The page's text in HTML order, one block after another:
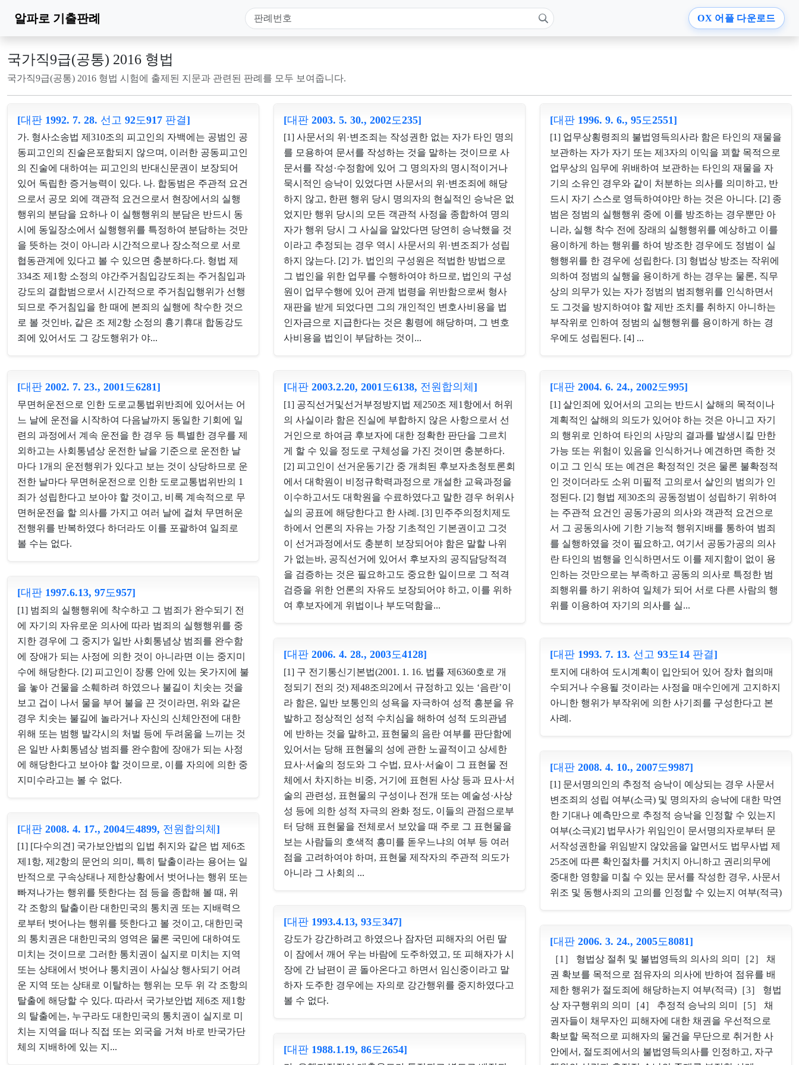
알파로 기출판례 OX 어플 다운로드
국가직9급(공통) 2016 형법
국가직9급(공통) 2016 형법 시험에 출제된 지문과 관련된 판례를 모두 보여줍니다.
[대판 1992. 7. 28. 선고 92도917 판결]
가. 형사소송법 제310조의 피고인의 자백에는 공범인 공
동피고인의 진술은포함되지 않으며, 이러한 공동피고인
의 진술에 대하여는 피고인의 반대신문권이 보장되어
있어 독립한 증거능력이 있다. 나. 합동범은 주관적 요건
으로서 공모 외에 객관적 요건으로서 현장에서의 실행
행위의 분담을 요하나 이 실행행위의 분담은 반드시 동
시에 동일장소에서 실행행위를 특정하여 분담하는 것만
을 뜻하는 것이 아니라 시간적으로나 장소적으로 서로
협동관계에 있다고 볼 수 있으면 충분하다.다. 형법 제
334조 제1항 소정의 야간주거침입강도죄는 주거침입과
강도의 결합범으로서 시간적으로 주거침입행위가 선행
되므로 주거침입을 한 때에 본죄의 실행에 착수한 것으
로 볼 것인바, 같은 조 제2항 소정의 흉기휴대 합동강도
죄에 있어서도 그 강도행위가 야...
[대판 2003. 5. 30., 2002도235]
[1] 사문서의 위·변조죄는 작성권한 없는 자가 타인 명의
를 모용하여 문서를 작성하는 것을 말하는 것이므로 사
문서를 작성·수정함에 있어 그 명의자의 명시적이거나
묵시적인 승낙이 있었다면 사문서의 위·변조죄에 해당
하지 않고, 한편 행위 당시 명의자의 현실적인 승낙은 없
었지만 행위 당시의 모든 객관적 사정을 종합하여 명의
자가 행위 당시 그 사실을 알았다면 당연히 승낙했을 것
이라고 추정되는 경우 역시 사문서의 위·변조죄가 성립
하지 않는다. [2] 가. 법인의 구성원은 적법한 방법으로
그 법인을 위한 업무를 수행하여야 하므로, 법인의 구성
원이 업무수행에 있어 관계 법령을 위반함으로써 형사
재판을 받게 되었다면 그의 개인적인 변호사비용을 법
인자금으로 지급한다는 것은 횡령에 해당하며, 그 변호
사비용을 법인이 부담하는 것이...
[대판 1996. 9. 6., 95도2551]
[1] 업무상횡령죄의 불법영득의사라 함은 타인의 재물을
보관하는 자가 자기 또는 제3자의 이익을 꾀할 목적으로
업무상의 임무에 위배하여 보관하는 타인의 재물을 자
기의 소유인 경우와 같이 처분하는 의사를 의미하고, 반
드시 자기 스스로 영득하여야만 하는 것은 아니다. [2] 종
범은 정범의 실행행위 중에 이를 방조하는 경우뿐만 아
니라, 실행 착수 전에 장래의 실행행위를 예상하고 이를
용이하게 하는 행위를 하여 방조한 경우에도 정범이 실
행행위를 한 경우에 성립한다. [3] 형법상 방조는 작위에
의하여 정범의 실행을 용이하게 하는 경우는 물론, 직무
상의 의무가 있는 자가 정범의 범죄행위를 인식하면서
도 그것을 방지하여야 할 제반 조치를 취하지 아니하는
부작위로 인하여 정범의 실행행위를 용이하게 하는 경
우에도 성립된다. [4] ...
[대판 2002. 7. 23., 2001도6281]
무면허운전으로 인한 도로교통법위반죄에 있어서는 어
느 날에 운전을 시작하여 다음날까지 동일한 기회에 일
련의 과정에서 계속 운전을 한 경우 등 특별한 경우를 제
외하고는 사회통념상 운전한 날을 기준으로 운전한 날
마다 1개의 운전행위가 있다고 보는 것이 상당하므로 운
전한 날마다 무면허운전으로 인한 도로교통법위반의 1
죄가 성립한다고 보아야 할 것이고, 비록 계속적으로 무
면허운전을 할 의사를 가지고 여러 날에 걸쳐 무면허운
전행위를 반복하였다 하더라도 이를 포괄하여 일죄로
볼 수는 없다.
[대판 2003.2.20, 2001도6138, 전원합의체]
[1] 공직선거및선거부정방지법 제250조 제1항에서 허위
의 사실이라 함은 진실에 부합하지 않은 사항으로서 선
거인으로 하여금 후보자에 대한 정확한 판단을 그르치
게 할 수 있을 정도로 구체성을 가진 것이면 충분하다.
[2] 피고인이 선거운동기간 중 개최된 후보자초청토론회
에서 대학원이 비정규학력과정으로 개설한 교육과정을
이수하고서도 대학원을 수료하였다고 말한 경우 허위사
실의 공표에 해당한다고 한 사례. [3] 민주주의정치제도
하에서 언론의 자유는 가장 기초적인 기본권이고 그것
이 선거과정에서도 충분히 보장되어야 함은 말할 나위
가 없는바, 공직선거에 있어서 후보자의 공직담당적격
을 검증하는 것은 필요하고도 중요한 일이므로 그 적격
검증을 위한 언론의 자유도 보장되어야 하고, 이를 위하
여 후보자에게 위법이나 부도덕함을...
[대판 2004. 6. 24., 2002도995]
[1] 살인죄에 있어서의 고의는 반드시 살해의 목적이나
계획적인 살해의 의도가 있어야 하는 것은 아니고 자기
의 행위로 인하여 타인의 사망의 결과를 발생시킬 만한
가능 또는 위험이 있음을 인식하거나 예견하면 족한 것
이고 그 인식 또는 예견은 확정적인 것은 물론 불확정적
인 것이더라도 소위 미필적 고의로서 살인의 범의가 인
정된다. [2] 형법 제30조의 공동정범이 성립하기 위하여
는 주관적 요건인 공동가공의 의사와 객관적 요건으로
서 그 공동의사에 기한 기능적 행위지배를 통하여 범죄
를 실행하였을 것이 필요하고, 여기서 공동가공의 의사
란 타인의 범행을 인식하면서도 이를 제지함이 없이 용
인하는 것만으로는 부족하고 공동의 의사로 특정한 범
죄행위를 하기 위하여 일체가 되어 서로 다른 사람의 행
위를 이용하여 자기의 의사를 실...
[대판 1997.6.13, 97도957]
[1] 범죄의 실행행위에 착수하고 그 범죄가 완수되기 전
에 자기의 자유로운 의사에 따라 범죄의 실행행위를 중
지한 경우에 그 중지가 일반 사회통념상 범죄를 완수함
에 장애가 되는 사정에 의한 것이 아니라면 이는 중지미
수에 해당한다. [2] 피고인이 장롱 안에 있는 옷가지에 불
을 놓아 건물을 소훼하려 하였으나 불길이 치솟는 것을
보고 겁이 나서 물을 부어 불을 끈 것이라면, 위와 같은
경우 치솟는 불길에 놀라거나 자신의 신체안전에 대한
위해 또는 범행 발각시의 처벌 등에 두려움을 느끼는 것
은 일반 사회통념상 범죄를 완수함에 장애가 되는 사정
에 해당한다고 보아야 할 것이므로, 이를 자의에 의한 중
지미수라고는 볼 수 없다.
[대판 2006. 4. 28., 2003도4128]
[1] 구 전기통신기본법(2001. 1. 16. 법률 제6360호로 개
정되기 전의 것) 제48조의2에서 규정하고 있는 ‘음란’이
라 함은, 일반 보통인의 성욕을 자극하여 성적 흥분을 유
발하고 정상적인 성적 수치심을 해하여 성적 도의관념
에 반하는 것을 말하고, 표현물의 음란 여부를 판단함에
있어서는 당해 표현물의 성에 관한 노골적이고 상세한
묘사·서술의 정도와 그 수법, 묘사·서술이 그 표현물 전
체에서 차지하는 비중, 거기에 표현된 사상 등과 묘사·서
술의 관련성, 표현물의 구성이나 전개 또는 예술성·사상
성 등에 의한 성적 자극의 완화 정도, 이들의 관점으로부
터 당해 표현물을 전체로서 보았을 때 주로 그 표현물을
보는 사람들의 호색적 흥미를 돋우느냐의 여부 등 여러
점을 고려하여야 하며, 표현물 제작자의 주관적 의도가
아니라 그 사회의 ...
[대판 1993. 7. 13. 선고 93도14 판결]
토지에 대하여 도시계획이 입안되어 있어 장차 협의매
수되거나 수용될 것이라는 사정을 매수인에게 고지하지
아니한 행위가 부작위에 의한 사기죄를 구성한다고 본
사례.
[대판 2008. 4. 10., 2007도9987]
[1] 문서명의인의 추정적 승낙이 예상되는 경우 사문서
변조죄의 성립 여부(소극) 및 명의자의 승낙에 대한 막연
한 기대나 예측만으로 추정적 승낙을 인정할 수 있는지
여부(소극)[2] 법무사가 위임인이 문서명의자로부터 문
서작성권한을 위임받지 않았음을 알면서도 법무사법 제
25조에 따른 확인절차를 거치지 아니하고 권리의무에
중대한 영향을 미칠 수 있는 문서를 작성한 경우, 사문서
위조 및 동행사죄의 고의를 인정할 수 있는지 여부(적극)
[대판 2008. 4. 17., 2004도4899, 전원합의체]
[1] [다수의견] 국가보안법의 입법 취지와 같은 법 제6조
제1항, 제2항의 문언의 의미, 특히 탈출이라는 용어는 일
반적으로 구속상태나 제한상황에서 벗어나는 행위 또는
빠져나가는 행위를 뜻한다는 점 등을 종합해 볼 때, 위
각 조항의 탈출이란 대한민국의 통치권 또는 지배력으
로부터 벗어나는 행위를 뜻한다고 볼 것이고, 대한민국
의 통치권은 대한민국의 영역은 물론 국민에 대하여도
미치는 것이므로 그러한 통치권이 실지로 미치는 지역
또는 상태에서 벗어나 통치권이 사실상 행사되기 어려
운 지역 또는 상태로 이탈하는 행위는 모두 위 각 조항의
탈출에 해당할 수 있다. 따라서 국가보안법 제6조 제1항
의 탈출에는, 누구라도 대한민국의 통치권이 실지로 미
치는 지역을 떠나 직접 또는 외국을 거쳐 바로 반국가단
체의 지배하에 있는 지...
[대판 1993.4.13, 93도347]
강도가 강간하려고 하였으나 잠자던 피해자의 어린 딸
이 잠에서 깨어 우는 바람에 도주하였고, 또 피해자가 시
장에 간 남편이 곧 돌아온다고 하면서 임신중이라고 말
하자 도주한 경우에는 자의로 강간행위를 중지하였다고
볼 수 없다.
[대판 2006. 3. 24., 2005도8081]
［1］ 형법상 절취 및 불법영득의 의사의 의미［2］ 채
권 확보를 목적으로 점유자의 의사에 반하여 점유를 배
제한 행위가 절도죄에 해당하는지 여부(적극)［3］ 형법
상 자구행위의 의미［4］ 추정적 승낙의 의미［5］ 채
권자들이 채무자인 피해자에 대한 채권을 우선적으로
확보할 목적으로 피해자의 물건을 무단으로 취거한 사
안에서, 절도죄에서의 불법영득의사를 인정하고, 자구
[대판 1988.1.19, 86도2654]